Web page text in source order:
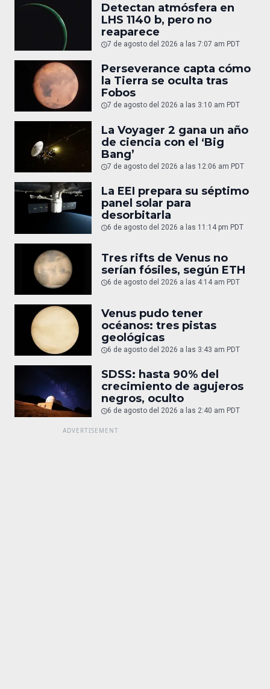
Detectan atmósfera en
LHS 1140 b, pero no
reaparece
7 de agosto del 2026 a las 7:07 am PDT
Perseverance capta cómo
la Tierra se oculta tras
Fobos
7 de agosto del 2026 a las 3:10 am PDT
La Voyager 2 gana un año
de ciencia con el ‘Big
Bang’
7 de agosto del 2026 a las 12:06 am PDT
La EEI prepara su séptimo
panel solar para
desorbitarla
6 de agosto del 2026 a las 11:14 pm PDT
Tres rifts de Venus no
serían fósiles, según ETH
6 de agosto del 2026 a las 4:14 am PDT
Venus pudo tener
océanos: tres pistas
geológicas
6 de agosto del 2026 a las 3:43 am PDT
SDSS: hasta 90% del
crecimiento de agujeros
negros, oculto
6 de agosto del 2026 a las 2:40 am PDT